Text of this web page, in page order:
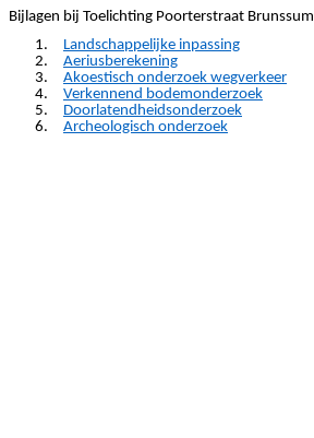
Bijlagen bij Toelichting Poorterstraat Brunssum
1.
Landschappelijke inpassing
2.
Aeriusberekening
3.
Akoestisch onderzoek wegverkeer
4.
Verkennend bodemonderzoek
5.
Doorlatendheidsonderzoek
6.
Archeologisch onderzoek